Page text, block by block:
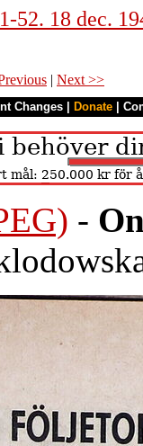
52. 18 dec.
| Next >>
Changes Donate
-